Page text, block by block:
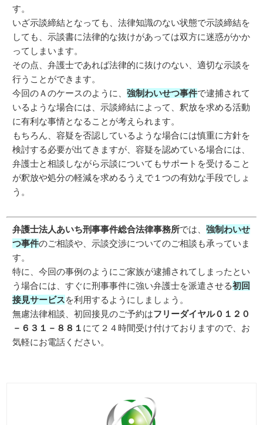
す。
いざ示談締結となっても、法律知識のない状態で示談締結を
しても、示談書に法律的な抜けがあっては双方に迷惑がかか
ってしまいます。
その点、弁護士であれば法律的に抜けのない、適切な示談を
行うことができます。
今回のＡのケースのように、強制わいせつ事件で逮捕されて
いるような場合には、示談締結によって、釈放を求める活動
に有利な事情となることが考えられます。
もちろん、容疑を否認しているような場合には慎重に方針を
検討する必要が出てきますが、容疑を認めている場合には、
弁護士と相談しながら示談についてもサポートを受けること
が釈放や処分の軽減を求めるうえで１つの有効な手段でしょ
う。
弁護士法人あいち刑事事件総合法律事務所では、強制わいせ
つ事件のご相談や、示談交渉についてのご相談も承っていま
す。
特に、今回の事例のようにご家族が逮捕されてしまったとい
う場合には、すぐに刑事事件に強い弁護士を派遣させる初回
接見サービスを利用するようにしましょう。
無慮法律相談、初回接見のご予約はフリーダイヤル０１２０
－６３１－８８１ にて２４時間受け付けておりますので、お
気軽にお電話ください。